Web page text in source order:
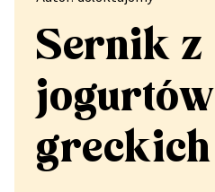
Sernik z
jogurtów
greckich